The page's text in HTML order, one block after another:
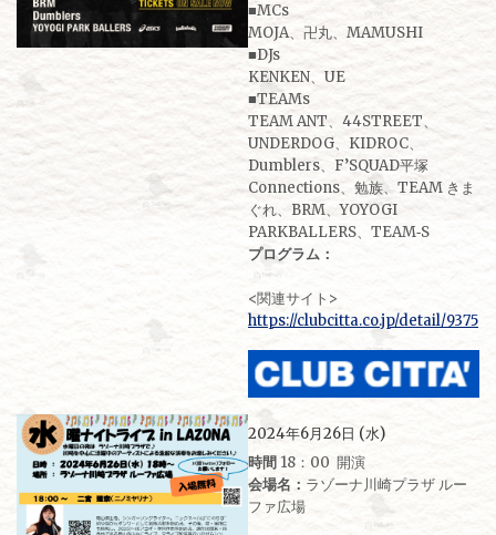
■MCs
MOJA、卍丸、MAMUSHI
■DJs
KENKEN、UE
■TEAMs
TEAM ANT、44STREET、
UNDERDOG、KIDROC、
Dumblers、F’SQUAD平塚
Connections、勉族、TEAM きま
ぐれ、BRM、YOYOGI
PARKBALLERS、TEAM‐S
プログラム：
<関連サイト>
https://clubcitta.co.jp/detail/9375
2024年6月26日 (水)
時間 18：00 開演
会場名： ラゾーナ川崎プラザ ルー
ファ広場